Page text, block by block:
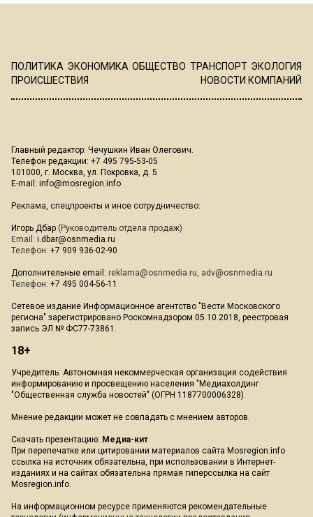
ПОЛИТИКА ЭКОНОМИКА ОБЩЕСТВО ТРАНСПОРТ ЭКОЛОГИЯ
ПРОИСШЕСТВИЯ
НОВОСТИ КОМПАНИЙ
Главный редактор: Чечушкин Иван Олегович.
Телефон редакции: +7 495 795-53-05
101000, г. Москва, ул. Покровка, д. 5
E-mail: info@mosregion.info
Реклама, спецпроекты и иное сотрудничество:
Игорь Дбар (Руководитель отдела продаж)
Email: i.dbar@osnmedia.ru
Телефон: +7 909 936-02-90
Дополнительные email: reklama@osnmedia.ru, adv@osnmedia.ru
Телефон: +7 495 004-56-11
Сетевое издание Информационное агентство "Вести Московского
региона" зарегистрировано Роскомнадзором 05.10.2018, реестровая
запись ЭЛ № ФС77-73861.
18+
Учредитель: Автономная некоммерческая организация содействия
информированию и просвещению населения "Медиахолдинг
"Общественная служба новостей" (ОГРН 1187700006328).
Мнение редакции может не совпадать с мнением авторов.
Скачать презентацию: Медиа-кит
При перепечатке или цитировании материалов сайта Mosregion.info
ссылка на источник обязательна, при использовании в Интернет-
изданиях и на сайтах обязательна прямая гиперссылка на сайт
Mosregion.info.
На информационном ресурсе применяются рекомендательные